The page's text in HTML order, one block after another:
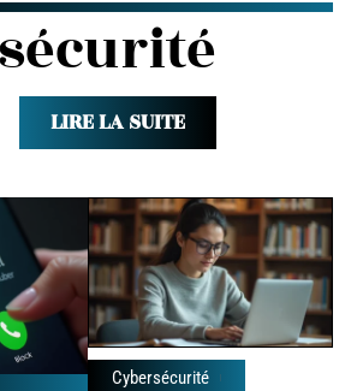
LIRE LA SUITE
Cybersécurité